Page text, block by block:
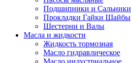
Подшипники и Сальники
Прокладки Гайки Шайбы
Шестерни и Валы
Масла и жидкости
Жидкость тормозная
Масло гидравлическое
Масло индустриальное